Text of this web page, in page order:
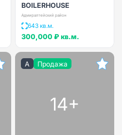
BOILERHOUSE
Адмиралтейский район
643 кв.м.
300,000 ₽ кв.м.
A Продажа
14+